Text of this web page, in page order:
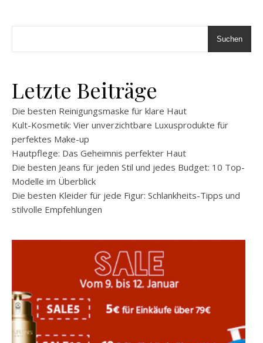
Suchen
Letzte Beiträge
Die besten Reinigungsmaske für klare Haut
Kult-Kosmetik: Vier unverzichtbare Luxusprodukte für
perfektes Make-up
Hautpflege: Das Geheimnis perfekter Haut
Die besten Jeans für jeden Stil und jedes Budget: 10 Top-
Modelle im Überblick
Die besten Kleider für jede Figur: Schlankheits-Tipps und
stilvolle Empfehlungen